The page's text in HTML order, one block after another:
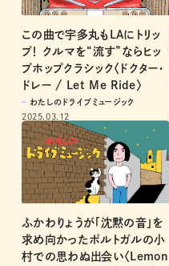
この曲で宇多丸もLAにトリッ
プ！ クルマを“流す”ならヒッ
プホップクラシック〈ドクター・
ドレー / Let Me Ride〉
わたしのドライブミュージック
2025.03.12
ふかわりょうが「沈黙の音」を
求め向かったポルトガルの小
村での思わぬ出会い〈Lemon